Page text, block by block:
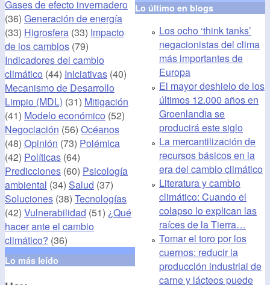
Gases de efecto invernadero
(36) Generación de energía
(33) Higrosfera (33) Impacto
de los cambios (79)
Indicadores del cambio
climático (44) Iniciativas (40)
Mecanismo de Desarrollo
Limpio (MDL) (31) Mitigación
(41) Modelo económico (52)
Negociación (56) Océanos
(48) Opinión (73) Polémica
(42) Políticas (64)
Predicciones (60) Psicología
ambiental (34) Salud (37)
Soluciones (38) Tecnologías
(42) Vulnerabilidad (51) ¿Qué
hacer ante el cambio
climático? (36)
Lo más leído
Lo último en blogs
Los ocho ‘think tanks’
negacionistas del clima
más importantes de
Europa
El mayor deshielo de los
últimos 12.000 años en
Groenlandia se
producirá este siglo
La mercantilización de
recursos básicos en la
era del cambio climático
Literatura y cambio
climático: Cuando el
colapso lo explican las
raíces de la Tierra…
Tomar el toro por los
cuernos: reducir la
producción industrial de
carne y lácteos puede